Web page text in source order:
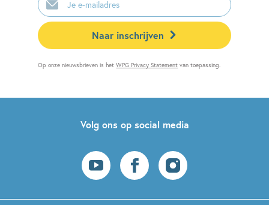
mailadres
Naar inschrijven
Op onze nieuwsbrieven is hetWPG Privacy Statement van toepassing.
Volg ons op social media